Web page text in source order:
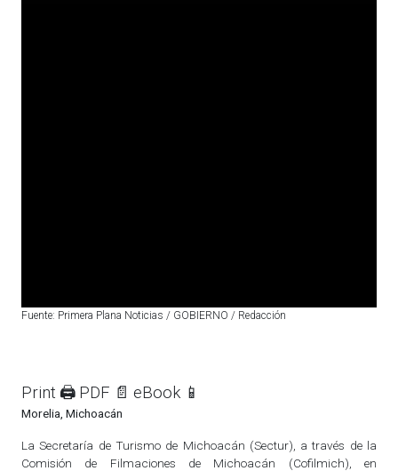
Fuente: Primera Plana Noticias / GOBIERNO / Redacción
Print 🖨 PDF 📄 eBook 📱
Morelia, Michoacán
La Secretaría de Turismo de Michoacán (Sectur), a través de la
Comisión de Filmaciones de Michoacán (Cofilmich), en